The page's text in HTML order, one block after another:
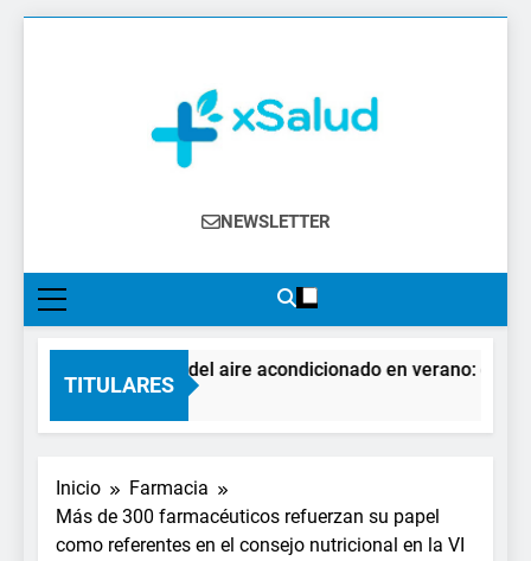
XSalud
Noticias Del Sector Salud. Congresos Y
Farmacéutica, Atención Primaria,
Especialistas, Farmacia, Etc…
NEWSLETTER
TITULARES
El impacto del aire acondicionado en verano:
2 Días Atrás
Inicio
Farmacia
Más de 300 farmacéuticos refuerzan su papel
como referentes en el consejo nutricional en la VI